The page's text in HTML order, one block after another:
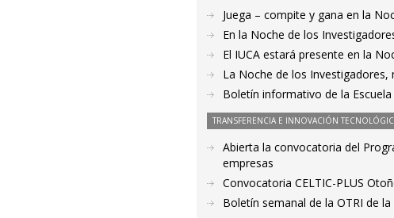
Juega – compite y gana en la
En la Noche de los
El IUCA estará presente en la
La Noche de los
Boletín informativo de la
TRANSFERENCIA E INNOVACIÓN
Abierta la convocatoria del
empresas
Convocatoria CELTIC-PLUS
Boletín semanal de la OTRI de